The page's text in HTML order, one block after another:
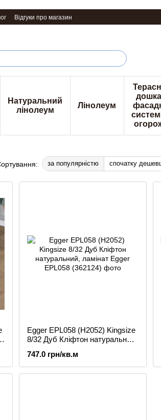
Відгуки про магазин
Натуральний
лінолеум
Лінолеум
за популярністю спочатку
Egger EPL058 (H2052) Kingsize
8/32 Дуб Кліфтон натуральний,
747.0 грн/кв.м